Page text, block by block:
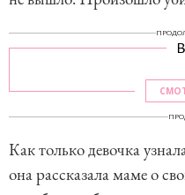
Как только девочка
она рассказала маме о